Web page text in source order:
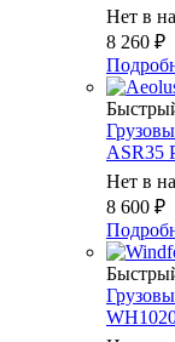
Нет в
8 260 ₽
ASR35
Нет в
8 600 ₽